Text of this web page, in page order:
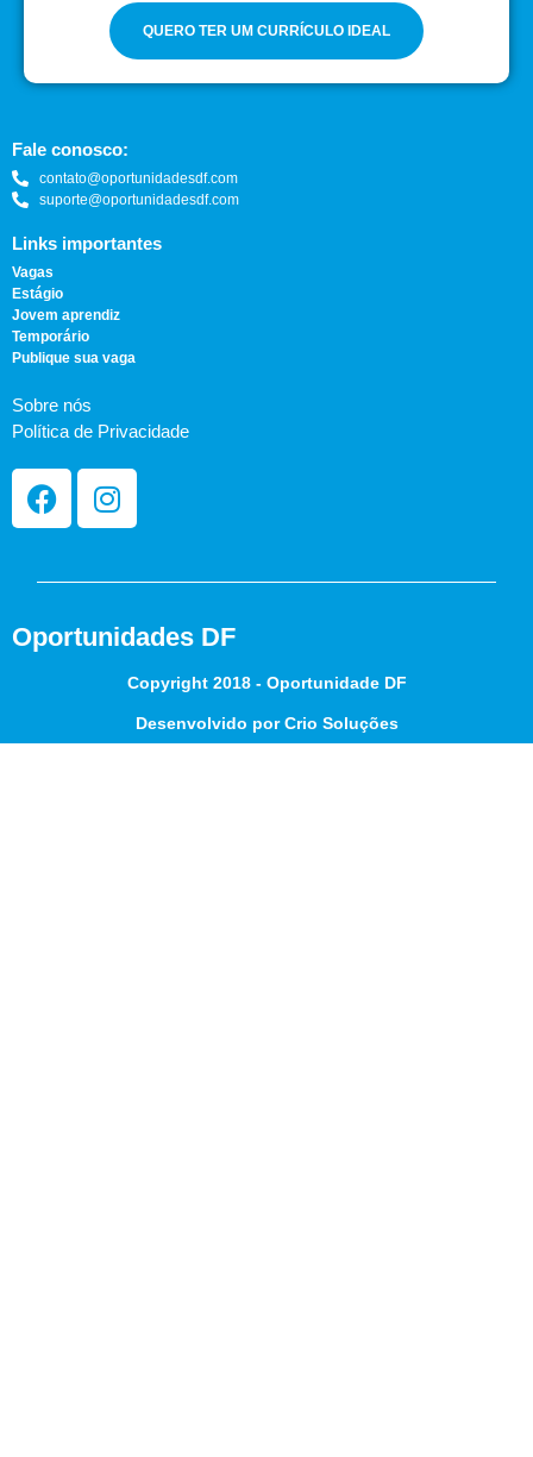
QUERO TER UM CURRÍCULO IDEAL
Fale conosco:
contato@oportunidadesdf.com
suporte@oportunidadesdf.com
Links importantes
Vagas
Estágio
Jovem aprendiz
Temporário
Publique sua vaga
Sobre nós
Política de Privacidade
Oportunidades DF
Copyright 2018 - Oportunidade DF
Desenvolvido por Crio Soluções